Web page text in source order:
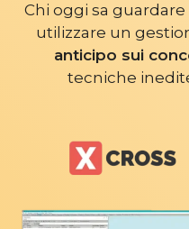
Chi oggi sa
utilizzare un
anticipo sui
tecniche